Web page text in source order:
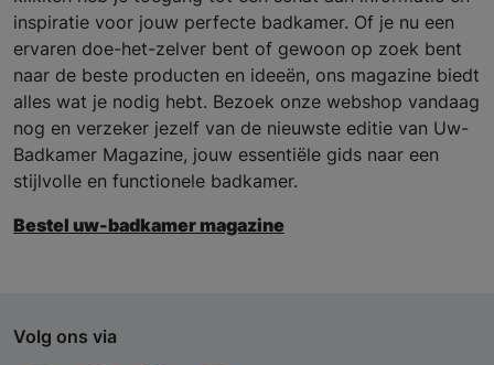
inspiratie voor jouw perfecte badkamer. Of je nu een
ervaren doe-het-zelver bent of gewoon op zoek bent
naar de beste producten en ideeën, ons magazine biedt
alles wat je nodig hebt. Bezoek onze webshop vandaag
nog en verzeker jezelf van de nieuwste editie van Uw-
Badkamer Magazine, jouw essentiële gids naar een
stijlvolle en functionele badkamer.
Bestel uw-badkamer magazine
Volg ons via